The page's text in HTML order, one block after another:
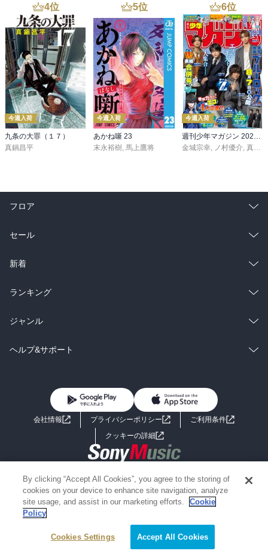
4位
今週入荷
九条の大罪（１７）
真鍋昌平
5位
今週入荷
あかね噺 23
末永裕樹 馬上鷹将
6位
今週入荷
金城宗幸
ノ村優介 真島ヒロ
フロア
総合
ラノベ
雑誌・グラビア
BL・TL
セール
総合
ラノベ
雑誌・グラビア
BL・TL
新着
総合
ラノベ
雑誌・グラビア
ランキング
総合
ラノベ
ジャンル
コミック
ライトノベル 男子向けラノベ
小説
海外小説
ミステリー SF
歴史・時代小説
グラビア写真集
ヘルプ&サポート
よくあるご質問 お問い合わせ
会社情報 プライバシーポリシー
ご利用条件
クッキーの詳細
Copyright 2017 - 2026 Sony Music Entertainment(Japan) Inc.
Information on the site is for the Japan domestic market only
powered by
By clicking “Accept All Cookies”, you agree to the storing of
cookies on your device to enhance site navigation, analyze
site usage, and assist in our marketing efforts.
Cookie
Policy
Cookies Settings Accept All Cookies